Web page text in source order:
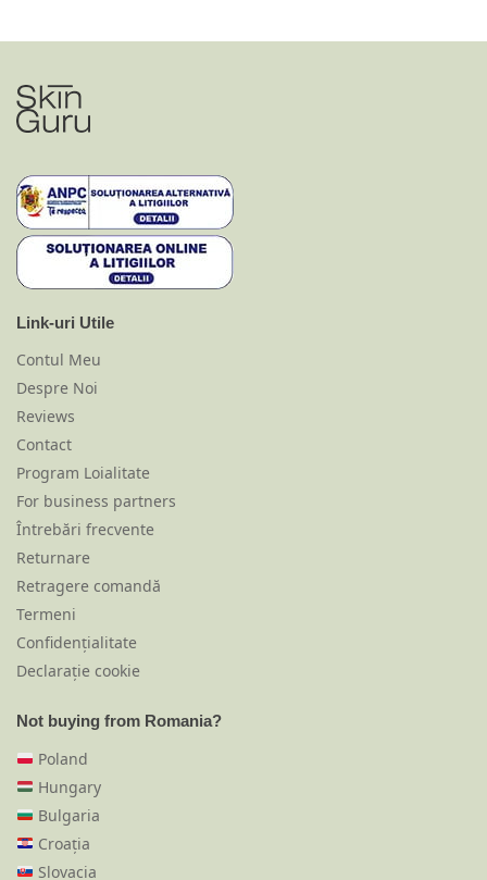
Link-uri Utile
Contul Meu
Despre Noi
Reviews
Contact
Program Loialitate
For business partners
Întrebări frecvente
Returnare
Retragere comandă
Termeni
Confidențialitate
Declarație cookie
Not buying from Romania?
Poland
Hungary
Bulgaria
Croația
Slovacia